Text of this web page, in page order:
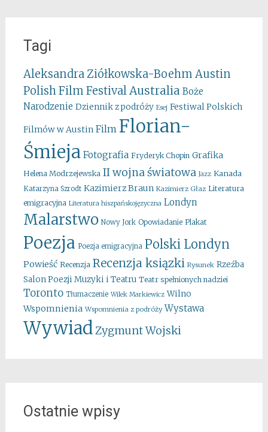
Tagi
Aleksandra Ziółkowska-Boehm Austin
Polish Film FestivalAustralia Boże
Narodzenie Dziennik z podróży Esej Festiwal Polskich
Filmów w Austin Film Florian-
Śmieja Fotografia Fryderyk Chopin Grafika
Helena Modrzejewska II wojna światowa Jazz Kanada
Katarzyna Szrodt Kazimierz Braun Kazimierz Głaz Literatura
emigracyjna Literatura hiszpańskojęzyczna Londyn
Malarstwo Nowy Jork Opowiadanie Plakat
Poezja Poezja emigracyjna Polski Londyn
Powieść Recenzja Recenzja ksiązki Rysunek Rzeźba
Salon Poezji Muzyki i Teatru Teatr spełnionych nadziei
Toronto Tłumaczenie Wilek Markiewicz Wilno
Wspomnienia Wspomnienia z podróży Wystawa
WywiadZygmunt Wojski
Ostatnie wpisy